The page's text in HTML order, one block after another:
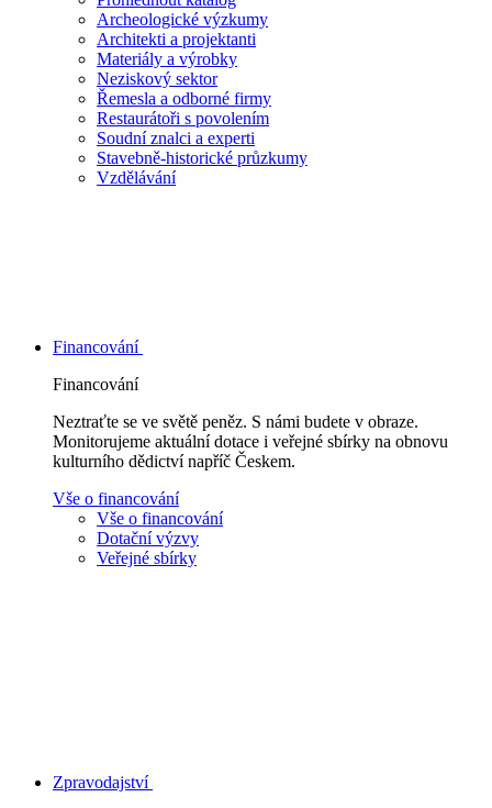
Archeologické výzkumy
Architekti a projektanti
Materiály a výrobky
Neziskový sektor
Řemesla a odborné firmy
Restaurátoři s povolením
Soudní znalci a experti
Stavebně-historické průzkumy
Vzdělávání
Financování
Financování
Neztraťte se ve světě peněz. S námi budete v obraze.
Monitorujeme aktuální dotace i veřejné sbírky na obnovu
kulturního dědictví napříč Českem.
Vše o financování
Vše o financování
Dotační výzvy
Veřejné sbírky
Zpravodajství